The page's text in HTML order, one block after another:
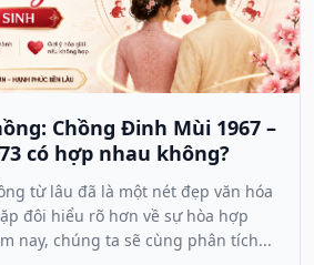
Chồng Đinh Mùi 1967 –
có hợp nhau không?
từ lâu đã là một nét đẹp văn hóa
đôi hiểu rõ hơn về sự hòa hợp
nay, chúng ta sẽ cùng phân tích...